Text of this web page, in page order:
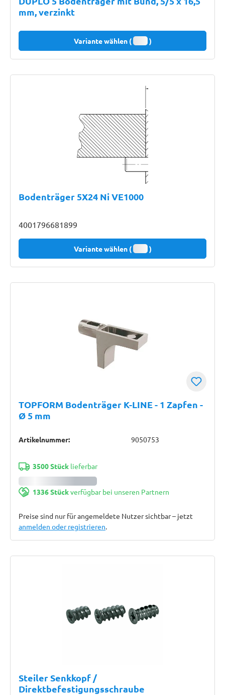
mm, verzinkt
Variante wählen ( )
Bodenträger 5X24 Ni VE1000
4001796681899
Variante wählen ( )
TOPFORM Bodenträger K-LINE - 1 Zapfen -
Ø 5 mm
Artikelnummer: 9050753
3500 Stücklieferbar
1336 Stückverfügbar bei unseren Partnern
Preise sind nur für angemeldete Nutzer sichtbar – jetzt
anmelden oder registrieren.
Steiler Senkkopf /
Direktbefestigungsschraube